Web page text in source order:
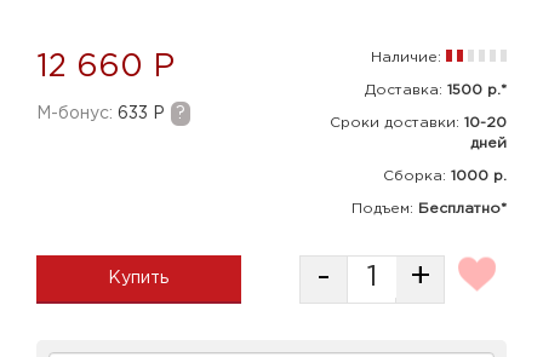
12 660 Р
M-бонус: 633 Р ?
Наличие:
Доставка: 1500 р.*
Сроки доставки: 10-20
дней
Сборка: 1000 р.
Подъем: Бесплатно*
Купить - +